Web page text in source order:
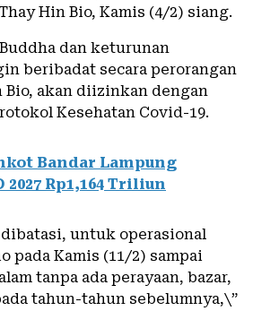
Hin Bio, Kamis (4/2) siang.
dan keturunan
beribadat secara perorangan
Bio, akan diizinkan dengan
Kesehatan Covid-19.
Bandar Lampung
Rp1,164 Triliun
untuk operasional
pada Kamis (11/2) sampai
tanpa ada perayaan, bazar,
tahun-tahun sebelumnya,\”